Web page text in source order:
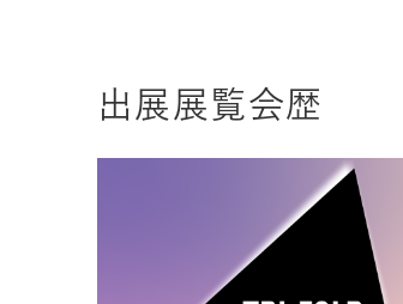
出展展覧会歴